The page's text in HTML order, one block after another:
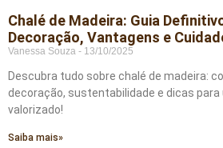
Chalé de Madeira: Guia
Decoração, Vantagens e
Vanessa Souza 13/10/2025
Descubra tudo sobre chalé de madeira:
decoração, sustentabilidade e dicas
valorizado!
Saiba mais»